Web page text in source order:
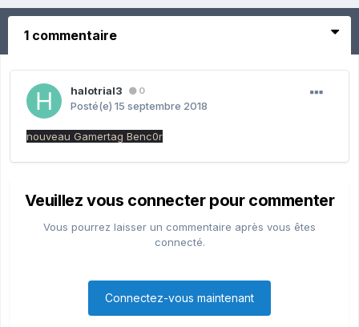
1 commentaire
halotrial3 0
Posté(e) 15 septembre 2018
nouveau Gamertag Benc0r
Veuillez vous connecter pour commenter
Vous pourrez laisser un commentaire après vous êtes
connecté.
Connectez-vous maintenant